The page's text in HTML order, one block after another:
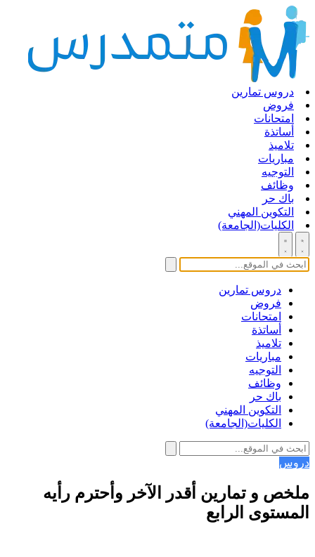
دروس تمارين
فروض
امتحانات
أساتذة
تلاميذ
مباريات
التوجيه
وظائف
باك حر
التكوين المهني
الكليات(الجامعة)
دروس تمارين
فروض
امتحانات
أساتذة
تلاميذ
مباريات
التوجيه
وظائف
باك حر
التكوين المهني
الكليات(الجامعة)
دروس
ملخص و تمارين أقدر الآخر وأحترم رأيه
المستوى الرابع